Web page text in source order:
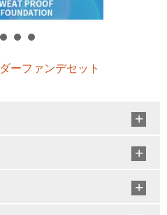
ーファンデセット